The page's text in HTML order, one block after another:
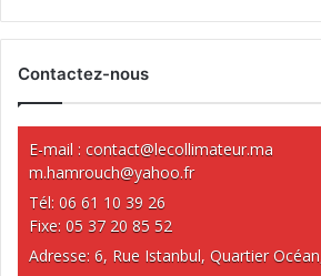
Contactez-nous
E-mail : contact@lecollimateur.ma
m.hamrouch@yahoo.fr
Tél: 06 61 10 39 26
Fixe: 05 37 20 85 52
Adresse: 6, Rue Istanbul, Quartier